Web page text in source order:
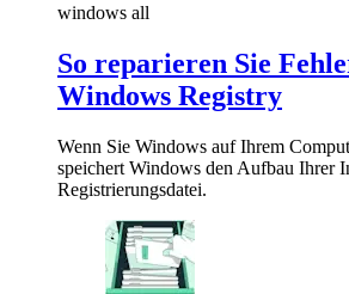
windows all
So reparieren Sie
Windows Registry
Wenn Sie Windows auf Ihrem
speichert Windows den Aufbau Ihrer
Registrierungsdatei.